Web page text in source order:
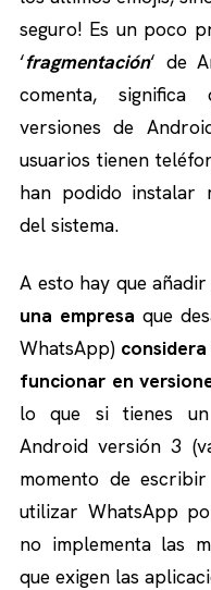
seguro! Es un poco
‘fragmentación‘ de
comenta,
versiones de
usuarios tienen
han podido instalar
del sistema.
A esto hay que añadir
una empresa que
WhatsApp)
funcionar en
lo que si tienes
Android versión 3
momento de
utilizar WhatsApp
no implementa las
que exigen las